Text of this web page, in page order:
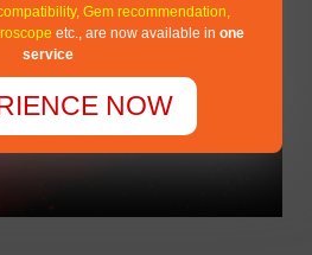
Gem recommendation,
etc., are now available inone
service
NOW